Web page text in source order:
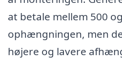
at betale mellem 500
ophængningen, men
højere og lavere